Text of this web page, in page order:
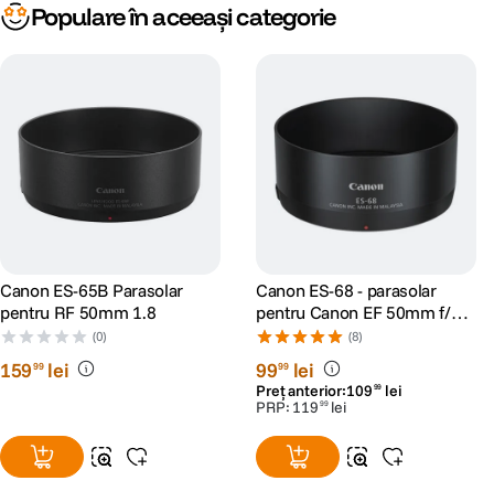
Populare în aceeași categorie
Canon ES-65B Parasolar
pentru RF 50mm 1.8
(0)
15999 lei
Canon ES-68 - parasolar
pentru Canon EF 50mm f/1.8
STM
(8)
9999 lei
Preț anterior:109 99 lei
PRP: 119 99 lei